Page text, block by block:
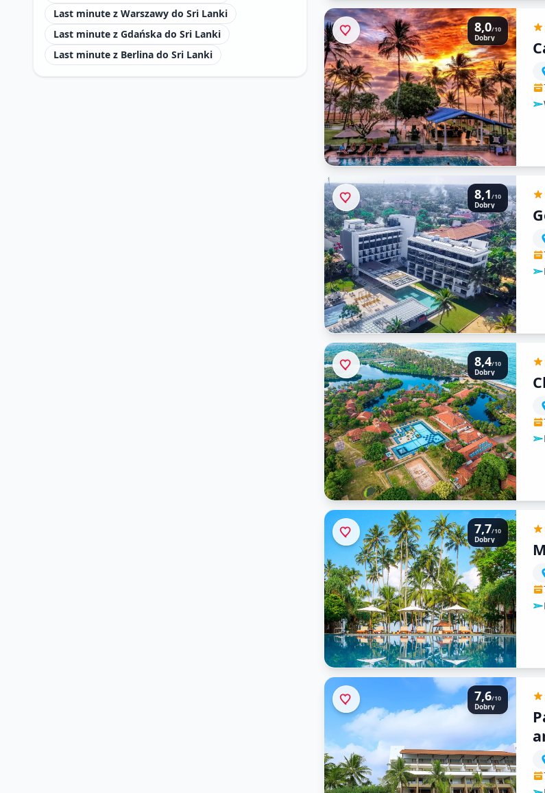
Last minute z Warszawy do Sri Lanki
Last minute z Gdańska do Sri Lanki
Last minute z Berlina do Sri Lanki
8,0/10
Dobry
8,1/10
Dobry
8,4/10
Dobry
7,7/10
Dobry
7,6/10
Dobry